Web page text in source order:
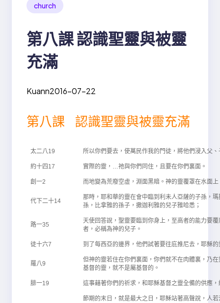
church
第八課 認識聖靈與被靈
充滿
Kuann2016-07-22
第八課 認識聖靈與被靈充滿
太二八19 所以你們要去，使萬民作我的門徒，將他們浸入父
約十四17 實際的靈，…祂與你們同住，且要在你們裏面。
創一2 而地變為荒廢空虛，淵面黑暗。神的靈覆罩在水面上
代下二十14
那時，耶和華的靈在會中臨到利未人亞薩的子孫，
孫，比拿雅的孫子，撒迦利雅的兒子雅哈悉；
路一35
天使回答說，聖靈要臨到你身上，至高者的能力要
者，必稱為神的兒子。
徒十六7 到了每西亞的邊界，他們試著要往庇推尼去，耶穌
羅八9
但神的靈若住在你們裏面，你們就不在肉體裏，乃
基督的靈，就不是屬基督的。
腓一19 這事藉著你們的祈求，和耶穌基督之靈全備的供應
節期的末日，就是最大之日，耶穌站著高聲說，人